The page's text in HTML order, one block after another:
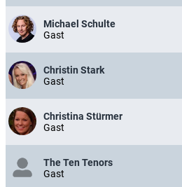
Michael Schulte
Gast
Christin Stark
Gast
Christina Stürmer
Gast
The Ten Tenors
Gast